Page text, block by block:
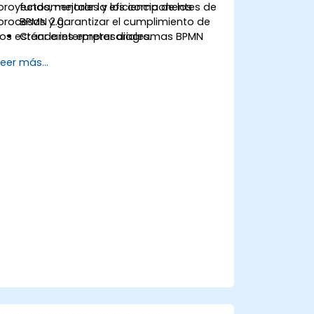
mejorar la eficiencia de los
y garantizar el cumplimiento de
estándares empresariales.
fundamentales y los componentes de
BPMN 2.0.
Crear e interpretar diagramas BPMN
empresariales.
más...